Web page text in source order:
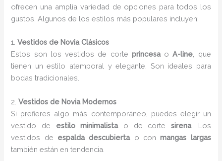
ofrecen una amplia variedad de opciones para todos los
gustos. Algunos de los estilos más populares incluyen:
1.Vestidos de Novia Clásicos
Estos son los vestidos de corte princesaoA-line, que
tienen un estilo atemporal y elegante. Son ideales para
bodas tradicionales.
2.Vestidos de Novia Modernos
Si prefieres algo más contemporáneo, puedes elegir un
vestido de estilo minimalistao de corte sirena. Los
vestidos de espalda descubiertao conmangas largas
también están en tendencia.